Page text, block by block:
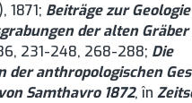
1871; Beiträge zur
der alten Gräber
231-248, 268-288; Die
der anthropologischen
Samthavro 1872, în